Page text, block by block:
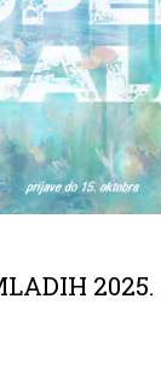
2025.